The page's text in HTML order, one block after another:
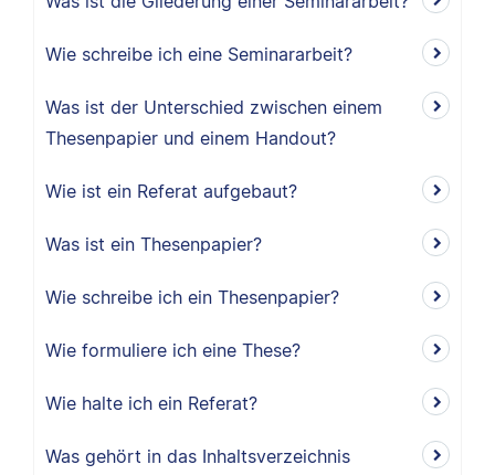
Wie schreibe ich eine Seminararbeit?
Was ist der Unterschied zwischen einem
Thesenpapier und einem Handout?
Wie ist ein Referat aufgebaut?
Was ist ein Thesenpapier?
Wie schreibe ich ein Thesenpapier?
Wie formuliere ich eine These?
Wie halte ich ein Referat?
Was gehört in das Inhaltsverzeichnis